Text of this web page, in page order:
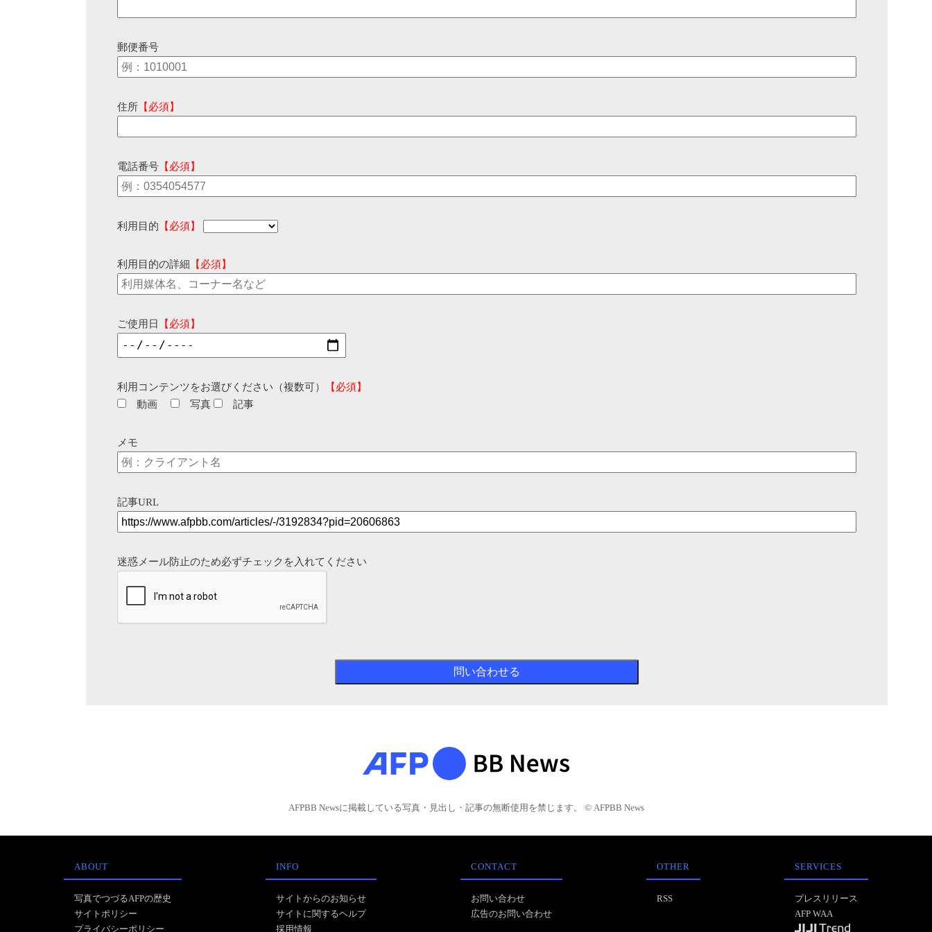
郵便番号
住所 【必須】
電話番号 【必須】
利用目的 【必須】
利用目的の詳細 【必須】
ご使用日 【必須】
利用コンテンツをお選びください（複数可）
【必須】
動画
写真 記事
メモ
記事URL
迷惑メール防止のため必ずチェックを入れてください
AFPBB Newsに掲載している写真・見出し・記事の無断使用を禁じます。 © AFPBB News
ABOUT
写真でつづるAFPの歴史
サイトポリシー
プライバシーポリシー
INFO
サイトからのお知らせ
サイトに関するヘルプ
採用情報
CONTACT
お問い合わせ
広告のお問い合わせ
OTHER
RSS
SERVICES
プレスリリース
AFP WAA